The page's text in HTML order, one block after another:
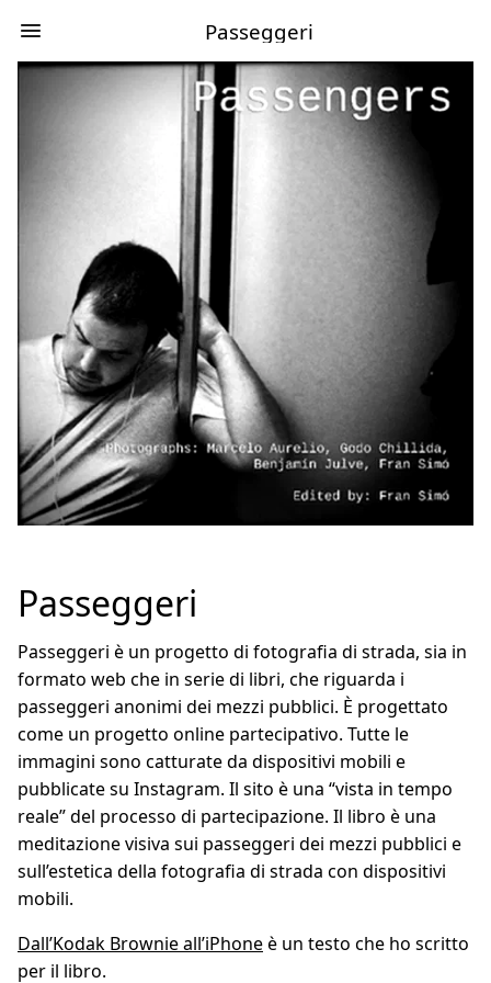
Passeggeri
Passeggeri
Passeggeri è un progetto di fotografia di strada, sia in
formato web che in serie di libri, che riguarda i
passeggeri anonimi dei mezzi pubblici. È progettato
come un progetto online partecipativo. Tutte le
immagini sono catturate da dispositivi mobili e
pubblicate su Instagram. Il sito è una “vista in tempo
reale” del processo di partecipazione. Il libro è una
meditazione visiva sui passeggeri dei mezzi pubblici e
sull’estetica della fotografia di strada con dispositivi
mobili.
Dall’Kodak Brownie all’iPhoneè un testo che ho scritto
per il libro.